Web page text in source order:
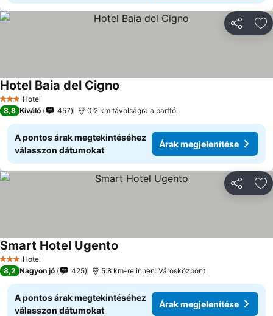
3 Kategória
Hotel
Hotel Baia del Cigno
8,8 Kiváló 457 0.2 km távolságra a parttól
A pontos árak megtekintéséhez
válasszon dátumokat
Árak megjelenítése
3 Kategória
Hotel
Smart Hotel Ugento
8,2 Nagyon jó 425 5.8 km-re innen: Városközpont
A pontos árak megtekintéséhez
válasszon dátumokat
Árak megjelenítése